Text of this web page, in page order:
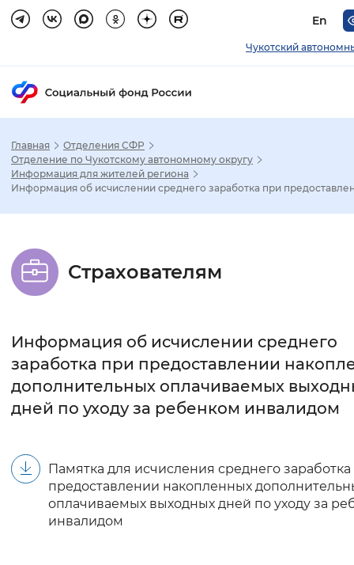
En
Чукотский
Настройка режима отображения
Стандартный Увеличенный
Без засечек С засечками
Интервал между буквами
Нормальный Увеличенный
Монохромный Инверсивный
Главная
Отделения СФР
Отделение по Чукотскому автономному округу
Информация для жителей региона
Информация об исчислении среднего заработка при
Страхователям
Информация об исчислении среднего
заработка при предоставлении
дополнительных оплачиваемых
дней по уходу за ребенком инвалидом
Памятка для исчисления среднего
предоставлении накопленных
оплачиваемых выходных дней по уходу за
инвалидом